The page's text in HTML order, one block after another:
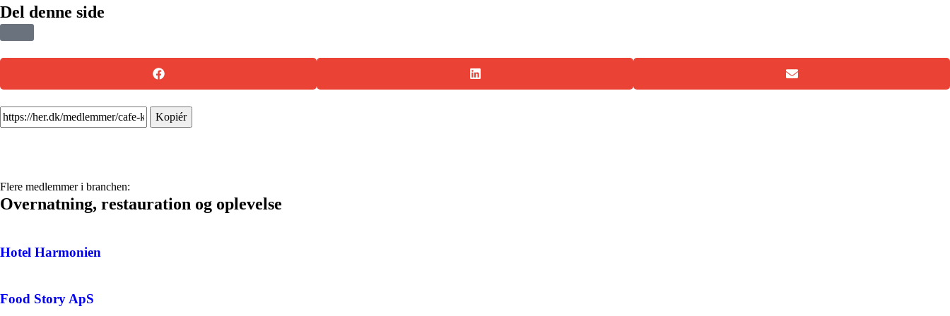
Del denne side
Kopiér
Flere medlemmer i branchen:
Overnatning, restauration og oplevelse
Hotel Harmonien
Food Story ApS